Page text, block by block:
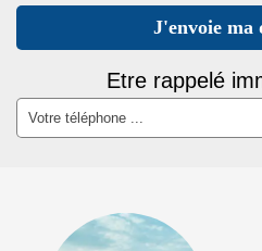
Etre rappelé